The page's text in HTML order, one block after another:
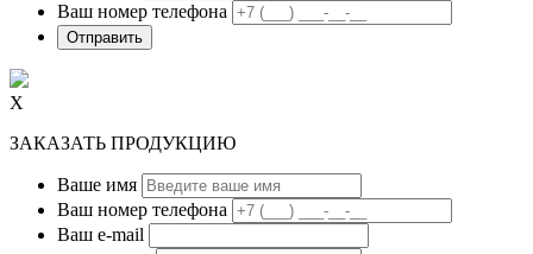
Ваш номер телефона
Х
ЗАКАЗАТЬ ПРОДУКЦИЮ
Ваше имя
Ваш номер телефона
Ваш e-mail